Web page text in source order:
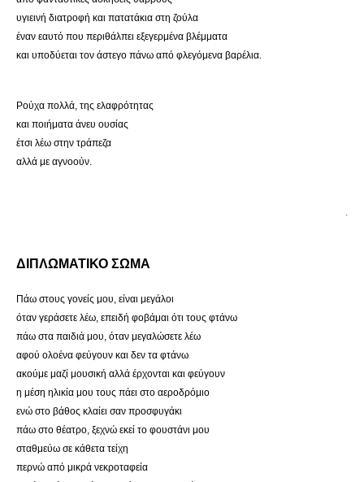
υγιεινή διατροφή και πατατάκια στη ζούλα
έναν εαυτό που περιθάλπει εξεγερμένα βλέμματα
και υποδύεται τον άστεγο πάνω από φλεγόμενα βαρέλια.
Ρούχα πολλά, της ελαφρότητας
και ποιήματα άνευ ουσίας
έτσι λέω στην τράπεζα
αλλά με αγνοούν.
ΔΙΠΛΩΜΑΤΙΚΟ ΣΩΜΑ
Πάω στους γονείς μου, είναι μεγάλοι
όταν γεράσετε λέω, επειδή φοβάμαι ότι τους φτάνω
πάω στα παιδιά μου, όταν μεγαλώσετε λέω
αφού ολοένα φεύγουν και δεν τα φτάνω
ακούμε μαζί μουσική αλλά έρχονται και φεύγουν
η μέση ηλικία μου τους πάει στο αεροδρόμιο
ενώ στο βάθος κλαίει σαν προσφυγάκι
πάω στο θέατρο, ξεχνώ εκεί το φουστάνι μου
σταθμεύω σε κάθετα τείχη
περνώ από μικρά νεκροταφεία